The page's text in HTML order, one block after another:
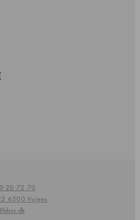
20 72 70
6500 Vojens